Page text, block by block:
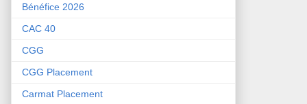
Bénéfice 2026
CAC 40
CGG
CGG Placement
Carmat Placement